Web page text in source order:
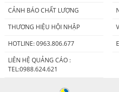
CẢNH BÁO CHẤT LƯỢNG
THƯƠNG HIỆU HỘI NHẬP
HOTLINE: 0963.806.677
LIÊN HỆ QUẢNG CÁO :
TEL:0988.624.621